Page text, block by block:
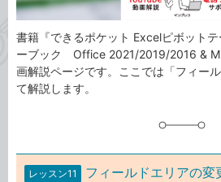
書籍『できるポケット Excelピボット
ーブック Office 2021/2019/2016 &
画解説ページです。ここでは「フィー
て解説します。
レッスン11 フィールドエリアの変